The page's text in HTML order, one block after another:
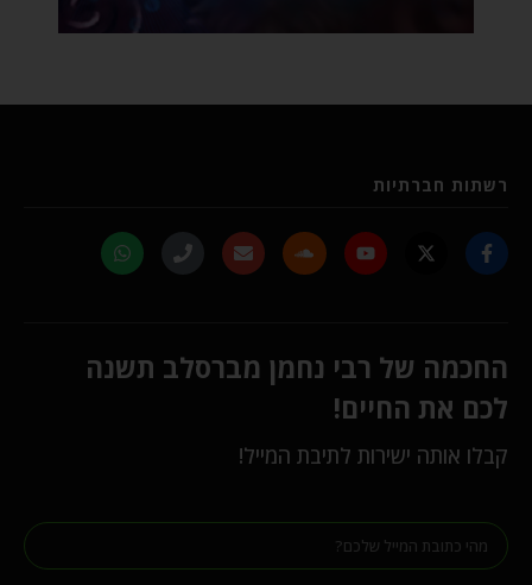
רשתות חברתיות
החכמה של רבי נחמן מברסלב תשנה
לכם את החיים!
קבלו אותה ישירות לתיבת המייל!